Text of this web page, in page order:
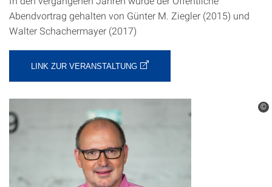
Abendvortrag gehalten von Günter M. Ziegler (2015) und
Walter Schachermayer (2017)
LINK ZUR VERANSTALTUNG
©